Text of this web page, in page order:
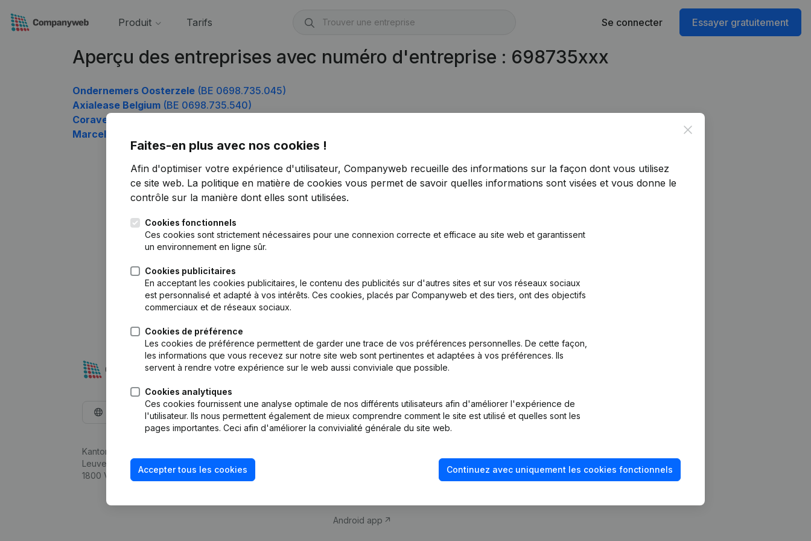
Produit Tarifs Se connecter Essayer gratuitement
Aperçu des entreprises avec numéro d'entreprise : 698735xxx
Ondernemers Oosterzele (BE 0698.735.045)
Axialease Belgium (BE 0698.735.540)
Coraventure
Marcella Group
Close
Faites-en plus avec nos cookies !
Afin d'optimiser votre expérience d'utilisateur, Companyweb recueille des informations sur la façon dont vous utilisez
ce site web. La politique en matière de cookies vous permet de savoir quelles informations sont visées et vous donne le
contrôle sur la manière dont elles sont utilisées.
Cookies fonctionnels
Ces cookies sont strictement nécessaires pour une connexion correcte et efficace au site web et garantissent
un environnement en ligne sûr.
Cookies publicitaires
En acceptant les cookies publicitaires, le contenu des publicités sur d'autres sites et sur vos réseaux sociaux
est personnalisé et adapté à vos intérêts. Ces cookies, placés par Companyweb et des tiers, ont des objectifs
commerciaux et de réseaux sociaux.
Cookies de préférence
Les cookies de préférence permettent de garder une trace de vos préférences personnelles. De cette façon,
les informations que vous recevez sur notre site web sont pertinentes et adaptées à vos préférences. Ils
servent à rendre votre expérience sur le web aussi conviviale que possible.
Cookies analytiques
Ces cookies fournissent une analyse optimale de nos différents utilisateurs afin d'améliorer l'expérience de
l'utilisateur. Ils nous permettent également de mieux comprendre comment le site est utilisé et quelles sont les
pages importantes. Ceci afin d'améliorer la convivialité générale du site web.
Accepter tous les cookies Continuez avec uniquement les cookies fonctionnels
Français
Kantorenpark Everest
Leuvensesteenweg 248D,
1800 Vilvoorde
Produit
d’entreprise
Monitoring
Android app
fraude
Consulter des comptes annuels
Vérification de la solvabilité